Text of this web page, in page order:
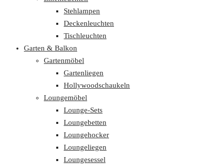
Stehlampen
Deckenleuchten
Tischleuchten
Garten & Balkon
Gartenmöbel
Gartenliegen
Hollywoodschaukeln
Loungemöbel
Lounge-Sets
Loungebetten
Loungehocker
Loungeliegen
Loungesessel